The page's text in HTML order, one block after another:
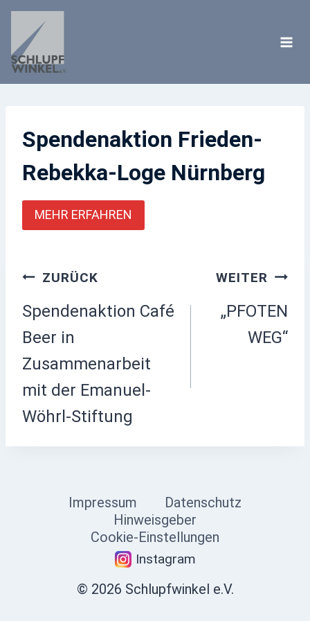
Zum
Inhalt
springen
Spendenaktion Frieden-
Rebekka-Loge Nürnberg
MEHR ERFAHREN
Beitragsnavigation
ZURÜCK
Spendenaktion Café
Beer in
Zusammenarbeit
mit der Emanuel-
Wöhrl-Stiftung
WEITER
„PFOTEN
WEG“
Impressum
Datenschutz
Hinweisgeber
Cookie-Einstellungen
Instagram
© 2026 Schlupfwinkel e.V.